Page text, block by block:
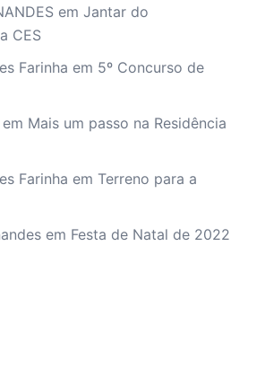
em Jantar do
CES
Farinha em 5º Concurso de
em Mais um passo na Residência
Farinha em Terreno para a
em Festa de Natal de 2022